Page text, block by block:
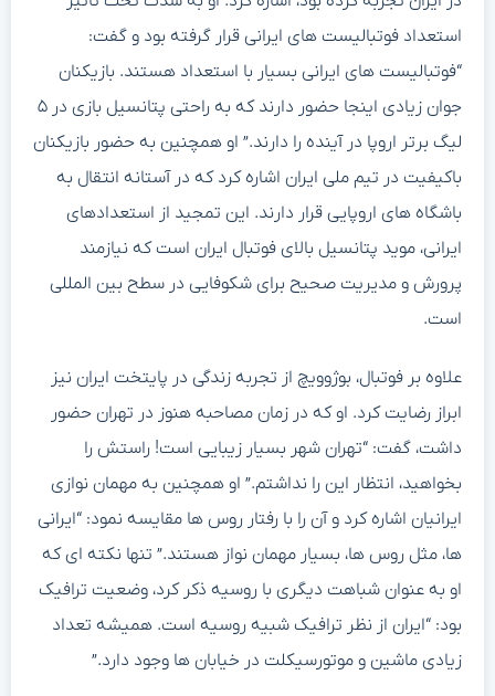
استعداد فوتبالیست های ایرانی قرار گرفته بود و گفت:
“فوتبالیست های ایرانی بسیار با استعداد هستند. بازیکنان
جوان زیادی اینجا حضور دارند که به راحتی پتانسیل بازی در ۵
لیگ برتر اروپا در آینده را دارند.” او همچنین به حضور بازیکنان
باکیفیت در تیم ملی ایران اشاره کرد که در آستانه انتقال به
باشگاه های اروپایی قرار دارند. این تمجید از استعدادهای
ایرانی، موید پتانسیل بالای فوتبال ایران است که نیازمند
پرورش و مدیریت صحیح برای شکوفایی در سطح بین المللی
است.
علاوه بر فوتبال، بوژوویچ از تجربه زندگی در پایتخت ایران نیز
ابراز رضایت کرد. او که در زمان مصاحبه هنوز در تهران حضور
داشت، گفت: “تهران شهر بسیار زیبایی است! راستش را
بخواهید، انتظار این را نداشتم.” او همچنین به مهمان نوازی
ایرانیان اشاره کرد و آن را با رفتار روس ها مقایسه نمود: “ایرانی
ها، مثل روس ها، بسیار مهمان نواز هستند.” تنها نکته ای که
او به عنوان شباهت دیگری با روسیه ذکر کرد، وضعیت ترافیک
بود: “ایران از نظر ترافیک شبیه روسیه است. همیشه تعداد
زیادی ماشین و موتورسیکلت در خیابان ها وجود دارد.”